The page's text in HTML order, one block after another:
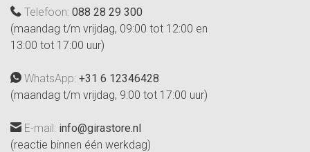
Telefoon: 088 28 29 300
(maandag t/m vrijdag, 09:00 tot 12:00 en
13:00 tot 17:00 uur)
WhatsApp: +31 6 12346428
(maandag t/m vrijdag, 9:00 tot 17:00 uur)
E-mail: info@girastore.nl
(reactie binnen één werkdag)